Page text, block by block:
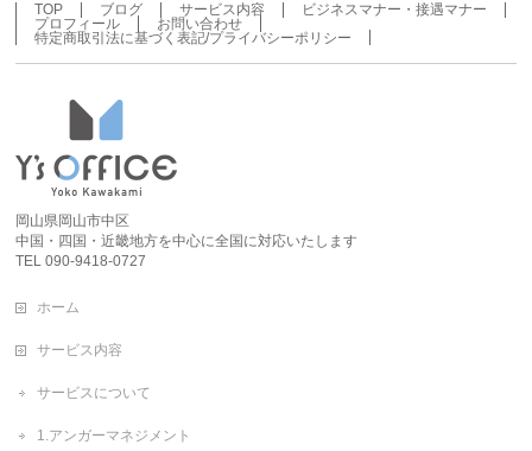
TOP ブログ サービス内容
ビジネスマナー・接遇マナー
プロフィール
お問い合わせ
特定商取引法に基づく表記/プライバシーポリシー
岡山県岡山市中区
中国・四国・近畿地方を中心に全国に対応いたします
TEL 090-9418-0727
ホーム
サービス内容
サービスについて
1.アンガーマネジメント